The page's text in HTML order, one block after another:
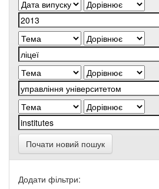
Почати новий пошук
Додати фільтри: